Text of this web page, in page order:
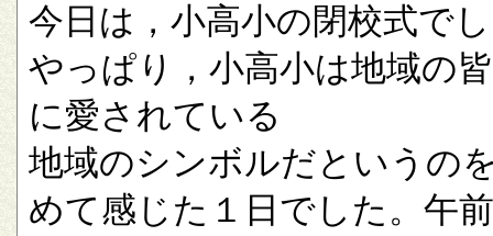
今日は，小高小の閉校式で
やっぱり，小高小は地域の
に愛されている
地域のシンボルだというの
めて感じた１日でした。午